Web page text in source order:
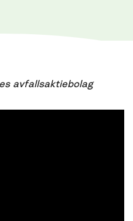
avfallsaktiebolag